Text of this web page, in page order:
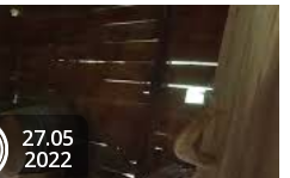
27.05
2022